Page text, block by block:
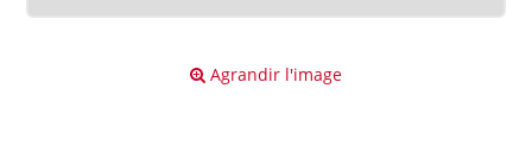
Agrandir l'image